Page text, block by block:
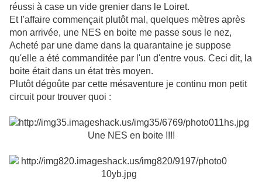
réussi à case un vide grenier dans le Loiret.
Et l'affaire commençait plutôt mal, quelques mètres après
mon arrivée, une NES en boite me passe sous le nez,
Acheté par une dame dans la quarantaine je suppose
qu'elle a été commanditée par l'un d'entre vous. Ceci dit, la
boite était dans un état très moyen.
Plutôt dégoûte par cette mésaventure je continu mon petit
circuit pour trouver quoi :
Une NES en boite !!!!